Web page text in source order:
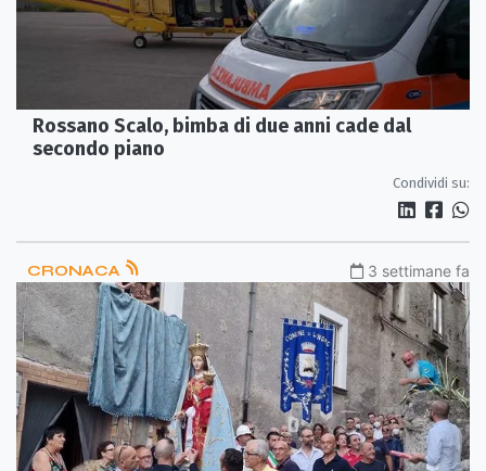
Rossano Scalo, bimba di due anni cade dal
secondo piano
Condividi su:
CRONACA 3 settimane fa